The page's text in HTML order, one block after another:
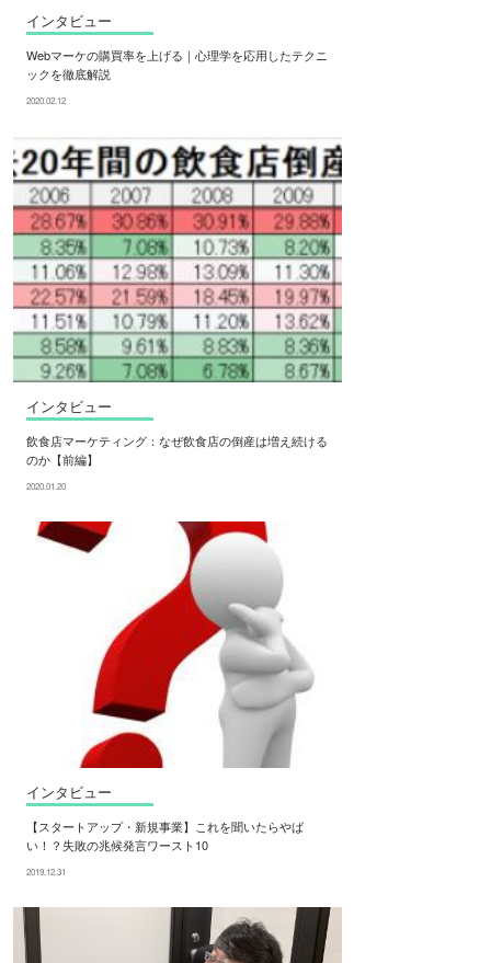
インタビュー
Webマーケの購買率を上げる｜心理学を応用したテクニ
ックを徹底解説
2020.02.12
インタビュー
飲食店マーケティング：なぜ飲食店の倒産は増え続ける
のか【前編】
2020.01.20
インタビュー
【スタートアップ・新規事業】これを聞いたらやば
い！？失敗の兆候発言ワースト10
2019.12.31